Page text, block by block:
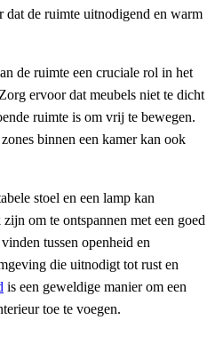
dat de ruimte uitnodigend en warm
de ruimte een cruciale rol in het
ervoor dat meubels niet te dicht
ruimte is om vrij te bewegen.
binnen een kamer kan ook
stoel en een lamp kan
om te ontspannen met een goed
tussen openheid en
die uitnodigt tot rust en
is een geweldige manier om een
toe te voegen.